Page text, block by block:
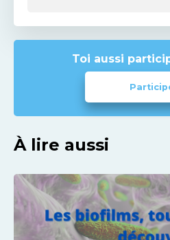
Toi aussi
À lire aussi